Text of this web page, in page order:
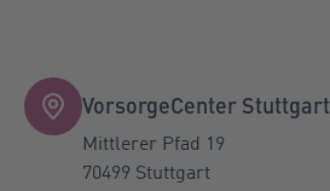
VorsorgeCenter Stuttgart
Mittlerer Pfad 19
70499 Stuttgart